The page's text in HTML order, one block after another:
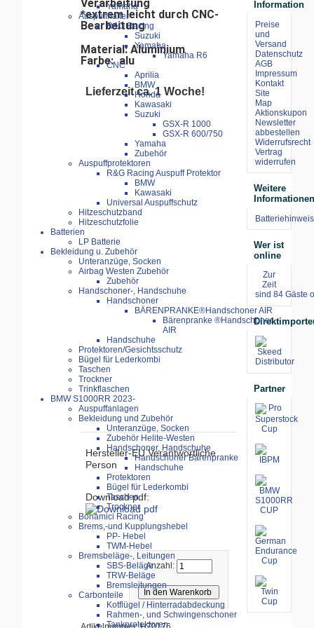
Yamaha
Auspuffhalter
R&G Racing
Suzuki
Yamaha
Yamaha R6
CNC
Aprilia
BMW
Honda
Kawasaki
Suzuki
GSX-R 1000
GSX-R 600/750
Yamaha
Zubehör
Auspuffprotektoren
R&G Racing Auspuff Protektor
BMW
Kawasaki
Universal Auspuffschutz
Hitzeschutzband
Hitzeschutzfolie
Batterien
LP Batterie
Bekleidung u. Zubehör
Unteranzüge, Socken
Airbag Westen Zubehör
Zubehör
Handschoner-, Handschuhe
Handschoner
BÄRENPRANKE®Handschoner AIR
Bärenpranke ®Handschoner
AIR
Handschuhe
Protektoren/Gesichtsschutz
Bügel für Lederkombi
Taschen
Trockner
Trinkflaschen
BMW S1000RR 2023-
Auspuffanlagen
Bekleidung und Zubehör
Unteranzüge, Socken
Zubehör Helite-Westen
Handschoner, Handschuhe
Handschoner Bärenpranke
Handschuhe
Protektoren
Bügel für Lederkombi
Taschen
Trockner
Bonamici Racing
Brems,-und Kupplungshebel
PP- Hebel
TWM-Hebel
Bremsbeläge-, Leitungen
SBS-Beläge
TRW-Beläge
Bremsleitungen
Carbonteile
Kotflügel / Hinterradabdeckung
Rahmen-, und Schwingenschoner
Tankprotektoren
Verarbeitung
*extrem leicht durch CNC-
Bearbeitung
Material: Aluminium
Farbe: alu
Lieferzeit ca. 1 Woche!
Hersteller-EU Verantwortliche
Person
Download pdf:
Anzahl:
Information
Preise
und
Versand
Datenschutz
AGB
Impressum
Kontakt
Site
Map
Aktionskupon
Newsletter
abbestellen
Widerrufsrecht
Vertrag
widerrufen
Weitere
Batteriehinweis
Wer ist
online
Zur
Zeit
sind 84 Gäste
Partner